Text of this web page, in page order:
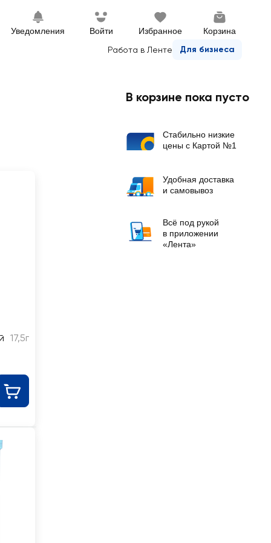
Уведомления Войти Избранное
Корзина
Работа в Ленте
Для бизнеса
17,5г
В корзине пока пусто
Стабильно низкие
цены с Картой №1
Удобная доставка
и самовывоз
Всё под рукой
в приложении
«Лента»